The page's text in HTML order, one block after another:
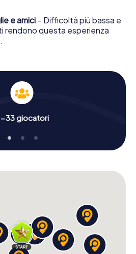
e amici – Difficoltà più bassa e
rendono questa esperienza
33 giocatori